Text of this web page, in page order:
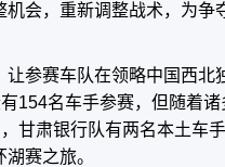
机会，重新调整战术，为争
让参赛车队在领略中国西北
154名车手参赛，但随着
甘肃银行队有两名本土车
赛之旅。